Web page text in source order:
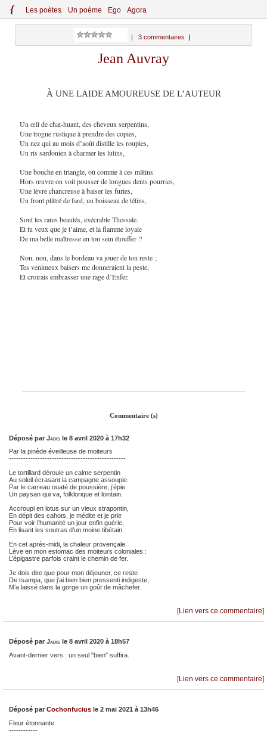
{ Les poètes Un poème Ego Agora
3 commentaires
Jean Auvray
À UNE LAIDE AMOUREUSE DE L’AUTEUR
Un œil de chat-huant, des cheveux serpentins,
Une trogne rustique à prendre des copies,
Un nez qui au mois d’août distille les roupies,
Un ris sardonien à charmer les lutins,
Une bouche en triangle, où comme à ces mâtins
Hors œuvre on voit pousser de longues dents pourries,
Une lèvre chancreuse à baiser les furies,
Un front plâtré de fard, un boisseau de tétins,
Sont tes rares beautés, exécrable Thessale.
Et tu veux que je t’aime, et la flamme loyale
De ma belle maîtresse en ton sein étouffer ?
Non, non, dans le bordeau va jouer de ton reste ;
Tes venimeux baisers me donneraient la peste,
Et croirais embrasser une rage d’Enfer.
Commentaire (s)
Déposé par Jadis le 8 avril 2020 à 17h32
Par la pinède éveilleuse de moiteurs
-------------------------------------------------
Le tortillard déroule un calme serpentin
Au soleil écrasant la campagne assoupie.
Par le carreau ouaté de poussière, j’épie
Un paysan qui va, folklorique et lointain.
Accroupi en lotus sur un vieux strapontin,
En dépit des cahots, je médite et je prie
Pour voir l’humanité un jour enfin guérie,
En lisant les soutras d’un moine tibétain.
En cet après-midi, la chaleur provençale
Lève en mon estomac des moiteurs coloniales :
L’épigastre parfois craint le chemin de fer.
Je dois dire que pour mon déjeuner, ce reste
De tsampa, que j’ai bien bien pressenti indigeste,
M’a laissé dans la gorge un goût de mâchefer.
[Lien vers ce commentaire]
Déposé par Jadis le 8 avril 2020 à 18h57
Avant-dernier vers : un seul "bien" suffira.
[Lien vers ce commentaire]
Déposé par Cochonfucius le 2 mai 2021 à 13h46
Fleur étonnante
------------